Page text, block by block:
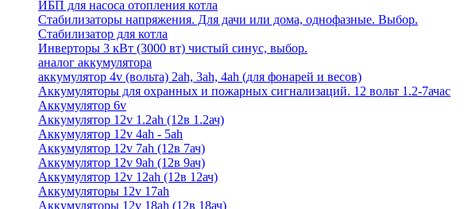
ИБП для насоса отопления котла
Стабилизаторы напряжения. Для дачи или дома, однофазные. Выбор.
Стабилизатор для котла
Инверторы 3 кВт (3000 вт) чистый синус, выбор.
аналог аккумулятора
аккумулятор 4v (вольта) 2ah, 3ah, 4ah (для фонарей и весов)
Аккумуляторы для охранных и пожарных сигнализаций. 12 вольт 1.2-7ачас
Аккумулятор 6v
Аккумулятор 12v 1.2ah (12в 1.2ач)
Аккумулятор 12v 4ah - 5ah
Аккумулятор 12v 7ah (12в 7ач)
Аккумулятор 12v 9ah (12в 9ач)
Аккумулятор 12v 12ah (12в 12ач)
Аккумуляторы 12v 17ah
Аккумуляторы 12v 18ah (12в 18ач)